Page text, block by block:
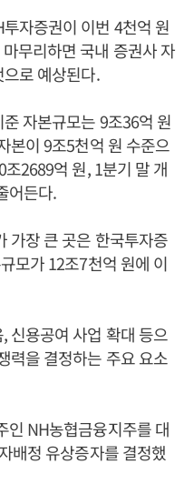
자증권이 이번 4천억 원
무리하면 국내 증권사 자
로 예상된다.
자본규모는 9조36억 원
본이 9조5천억 원 수준으
2689억 원, 1분기 말 개
어든다.
가장 큰 곳은 한국투자증
모가 12조7천억 원에 이
신용공여 사업 확대 등으
력을 결정하는 주요 요소
인 NH농협금융지주를 대
배정 유상증자를 결정했